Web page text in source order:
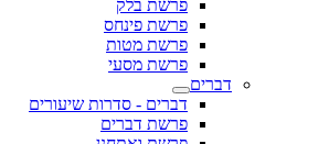
פרשת בלק
פרשת פינחס
פרשת מטות
פרשת מסעי
דברים
דברים - סדרות שיעורים
פרשת דברים